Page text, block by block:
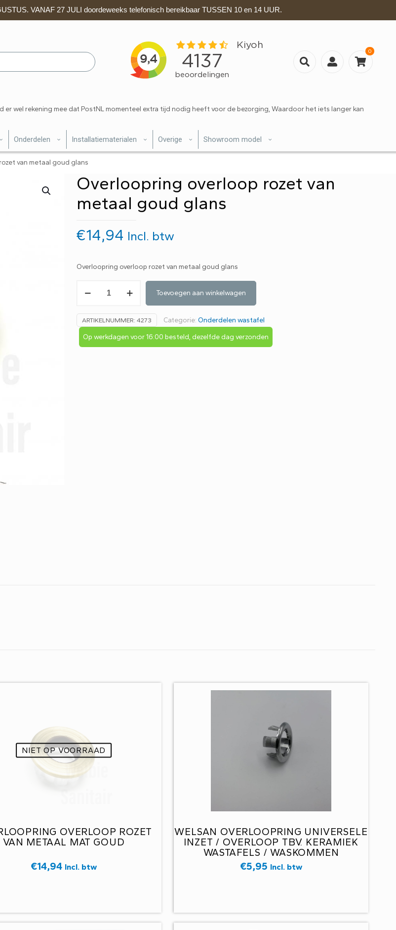
VANAF 27 JULI doordeweeks telefonisch bereikbaar TUSSEN 10 en 14 UUR.
0
wel rekening mee dat PostNL momenteel extra tijd nodig heeft voor de bezorging, Waardoor het iets langer kan
Onderdelen Installatiematerialen Overige Showroom model
van metaal goud glans
Overloopring overloop rozet van
metaal goud glans
€14,94 Incl. btw
Overloopring overloop rozet van metaal goud glans
van
metaal
goud
Toevoegen aan winkelwagen
ARTIKELNUMMER:4273 Categorie:Onderdelen wastafel
Op werkdagen voor 16:00 besteld, dezelfde dag verzonden
NIET OP VOORRAAD
OVERLOOP ROZET
VAN METAAL MAT GOUD
€14,94 Incl. btw
WELSAN OVERLOOPRING UNIVERSELE
INZET / OVERLOOP TBV. KERAMIEK
WASTAFELS / WASKOMMEN
€5,95 Incl. btw